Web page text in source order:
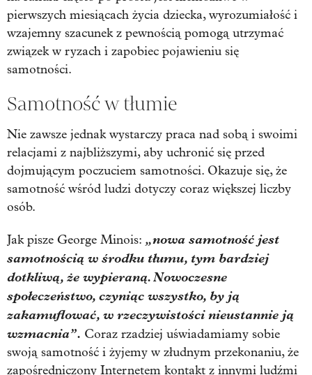
pierwszych miesiącach życia dziecka, wyrozumiałość i
wzajemny szacunek z pewnością pomogą utrzymać
związek w ryzach i zapobiec pojawieniu się
samotności.
Samotność w tłumie
Nie zawsze jednak wystarczy praca nad sobą i swoimi
relacjami z najbliższymi, aby uchronić się przed
dojmującym poczuciem samotności. Okazuje się, że
samotność wśród ludzi dotyczy coraz większej liczby
osób.
Jak pisze George Minois: „nowa samotność jest
samotnością w środku tłumu, tym bardziej
dotkliwą, że wypieraną. Nowoczesne
społeczeństwo, czyniąc wszystko, by ją
zakamuflować, w rzeczywistości nieustannie ją
wzmacnia”. Coraz rzadziej uświadamiamy sobie
swoją samotność i żyjemy w złudnym przekonaniu, że
zapośredniczony Internetem kontakt z innymi ludźmi